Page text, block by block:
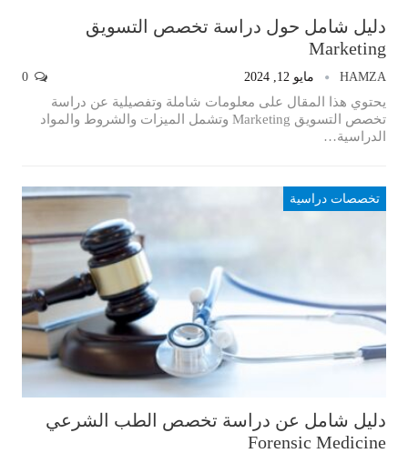
دليل شامل حول دراسة تخصص التسويق
Marketing
HAMZA مايو 12, 2024
يحتوي هذا المقال على معلومات شاملة وتفصيلية عن دراسة
تخصص التسويق Marketing وتشمل الميزات والشروط والمواد
الدراسية…
تخصصات دراسية
دليل شامل عن دراسة تخصص الطب الشرعي
Forensic Medicine